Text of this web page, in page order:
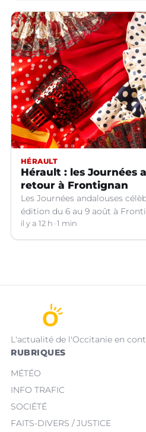
HÉRAULT
Hérault : les Journées
retour à Frontignan
Les Journées andalouses
édition du 6 au 9 août à
il y a 12 h 1 min
L'actualité de l'Occitanie en
RUBRIQUES
MÉTÉO
INFO TRAFIC
SOCIÉTÉ
FAITS-DIVERS / JUSTICE